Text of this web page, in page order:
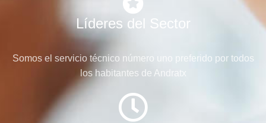
Líderes del Sector
Somos el servicio técnico número uno preferido por todos
los habitantes de Andratx